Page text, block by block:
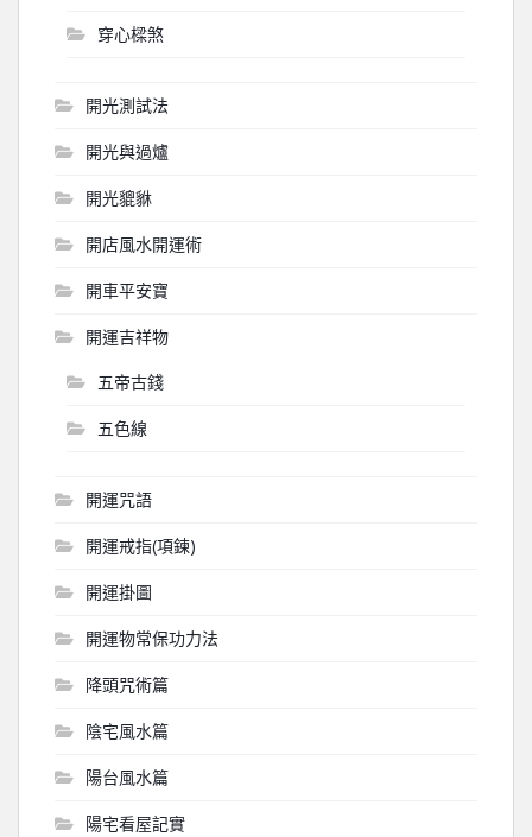
穿心樑煞
開光測試法
開光與過爐
開光貔貅
開店風水開運術
開車平安寶
開運吉祥物
五帝古錢
五色線
開運咒語
開運戒指(項鍊)
開運掛圖
開運物常保功力法
降頭咒術篇
陰宅風水篇
陽台風水篇
陽宅看屋記實